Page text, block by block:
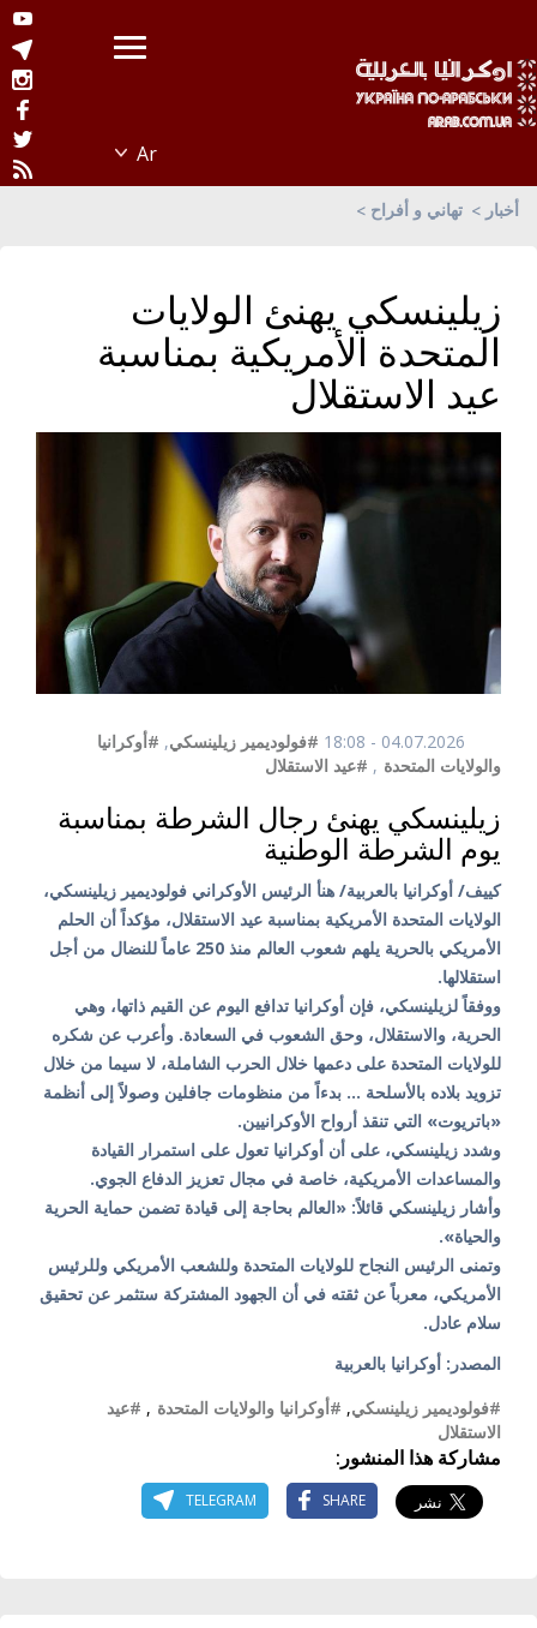
أخبار تهاني و أفراح
زيلينسكي يهنئ الولايات
المتحدة الأمريكية بمناسبة
عيد الاستقلال
04.07.2026 - 18:08 #فولوديمير زيلينسكي, #أوكرانيا
والولايات المتحدة , #عيد الاستقلال
زيلينسكي يهنئ رجال الشرطة بمناسبة
يوم الشرطة الوطنية
كييف/ أوكرانيا بالعربية/ هنأ الرئيس الأوكراني فولوديمير زيلينسكي،
الولايات المتحدة الأمريكية بمناسبة عيد الاستقلال، مؤكداً أن الحلم
الأمريكي بالحرية يلهم شعوب العالم منذ 250 عاماً للنضال من أجل
استقلالها.
ووفقاً لزيلينسكي، فإن أوكرانيا تدافع اليوم عن القيم ذاتها، وهي
الحرية، والاستقلال، وحق الشعوب في السعادة. وأعرب عن شكره
للولايات المتحدة على دعمها خلال الحرب الشاملة، لا سيما من خلال
تزويد بلاده بالأسلحة ... بدءاً من منظومات جافلين وصولاً إلى أنظمة
«باتريوت» التي تنقذ أرواح الأوكرانيين.
وشدد زيلينسكي، على أن أوكرانيا تعول على استمرار القيادة
والمساعدات الأمريكية، خاصة في مجال تعزيز الدفاع الجوي.
وأشار زيلينسكي قائلاً: «العالم بحاجة إلى قيادة تضمن حماية الحرية
والحياة».
وتمنى الرئيس النجاح للولايات المتحدة وللشعب الأمريكي وللرئيس
الأمريكي، معرباً عن ثقته في أن الجهود المشتركة ستثمر عن تحقيق
سلام عادل.
المصدر: أوكرانيا بالعربية
#فولوديمير زيلينسكي, #أوكرانيا والولايات المتحدة , #عيد
الاستقلال
مشاركة هذا المنشور:
SHARE
TELEGRAM